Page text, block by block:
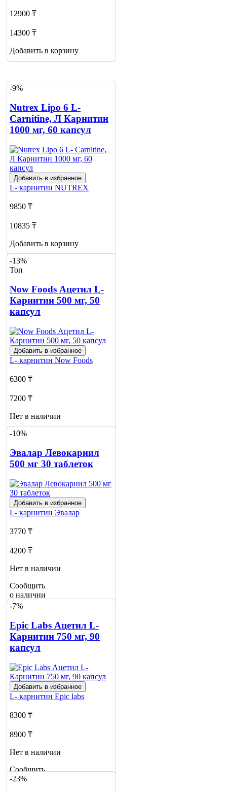
12900 ₸
14300 ₸
Добавить в корзину
-9%
Nutrex Lipo 6 L-
Carnitine, Л Карнитин
1000 мг, 60 капсул
Добавить в избранное
L- карнитин NUTREX
9850 ₸
10835 ₸
Добавить в корзину
-13%
Топ
Now Foods Ацетил L-
Карнитин 500 мг, 50
капсул
Добавить в избранное
L- карнитин Now Foods
6300 ₸
7200 ₸
Нет в наличии
Сообщить
2
-10%
Эвалар Левокарнил
500 мг 30 таблеток
Добавить в избранное
L- карнитин Эвалар
3770 ₸
4200 ₸
Нет в наличии
Сообщить
о наличии
-7%
Epic Labs Ацетил L-
Карнитин 750 мг, 90
капсул
Добавить в избранное
L- карнитин Epic labs
8300 ₸
8900 ₸
Нет в наличии
Сообщить
о наличии
-23%